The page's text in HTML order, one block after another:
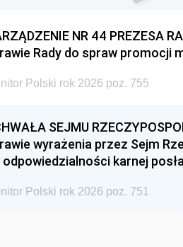
NR 44 PREZESA
Rady do spraw promocji
Polski rok 2026 poz. 755
SEJMU
wyrażenia przez Sejm
odpowiedzialności karnej
Polski rok 2026 poz. 751